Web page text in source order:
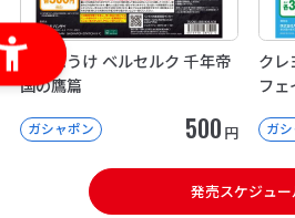
まちぼうけ ベルセルク 千年帝
国の鷹篇
ガシャポン 500 円
クレ
フ
ガ
発売スケジュ